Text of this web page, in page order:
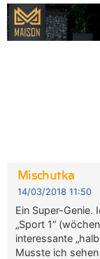
Mischutka
14/03/2018 11:50
Ein Super-Genie.
„Sport 1“
interessante
Musste ich